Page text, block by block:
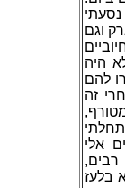
ברק וגם
היה
לספר שעברו להם
זה
אלי
רבים,
בלעז